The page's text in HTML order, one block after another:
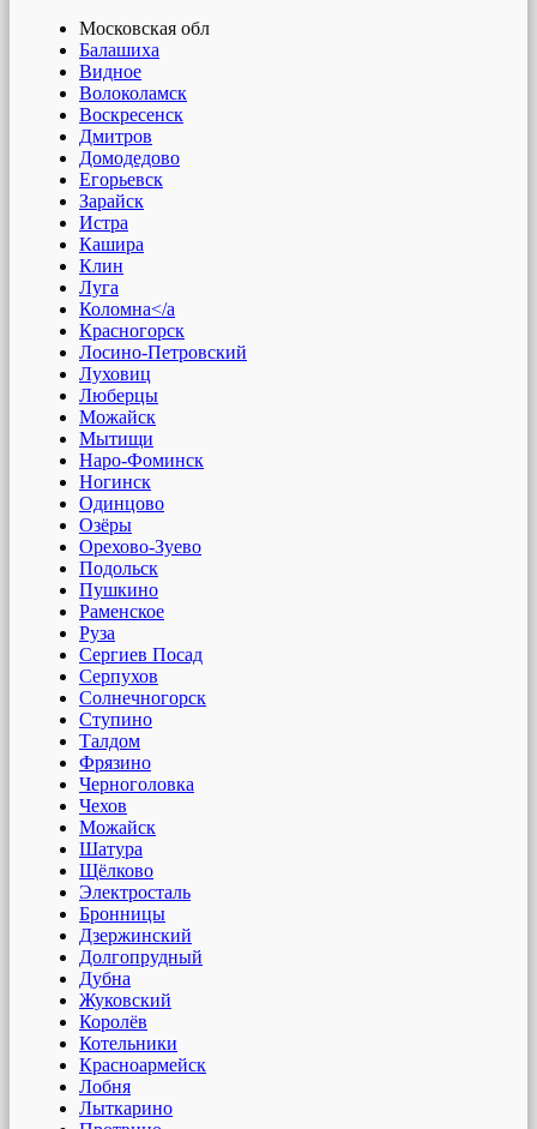
Московская обл
Балашиха
Видное
Волоколамск
Воскресенск
Дмитров
Домодедово
Егорьевск
Зарайск
Истра
Кашира
Клин
Луга
Коломна</a
Красногорск
Лосино-Петровский
Луховиц
Люберцы
Можайск
Мытищи
Наро-Фоминск
Ногинск
Одинцово
Озёры
Орехово-Зуево
Подольск
Пушкино
Раменское
Руза
Сергиев Посад
Серпухов
Солнечногорск
Ступино
Талдом
Фрязино
Черноголовка
Чехов
Можайск
Шатура
Щёлково
Электросталь
Бронницы
Дзержинский
Долгопрудный
Дубна
Жуковский
Королёв
Котельники
Красноармейск
Лобня
Лыткарино